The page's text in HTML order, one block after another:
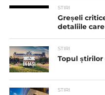
STIRI
Greșeli
detaliile
STIRI
Topul știrilor
STIRI